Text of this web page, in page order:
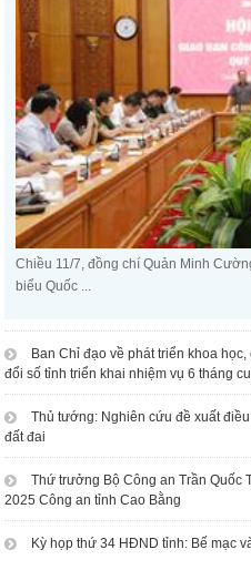
Chiều 11/7, đồng chí Quản Minh
biểu Quốc ...
Ban Chỉ đạo về phát triển khoa
đổi số tỉnh triển khai nhiệm vụ 6 tháng
Thủ tướng: Nghiên cứu đề xuất
đất đai
Thứ trưởng Bộ Công an Trần Quốc
2025 Công an tỉnh Cao Bằng
Kỳ họp thứ 34 HĐND tỉnh: Bế mạc